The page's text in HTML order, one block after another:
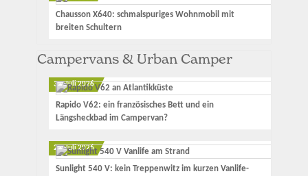
Chausson X640: schmalspuriges Wohnmobil mit
breiten Schultern
Campervans & Urban Camper
30. Juli 2026
Rapido V62: ein französisches Bett und ein
Längsheckbad im Campervan?
25. Juli 2026
Sunlight 540 V: kein Treppenwitz im kurzen Vanlife-